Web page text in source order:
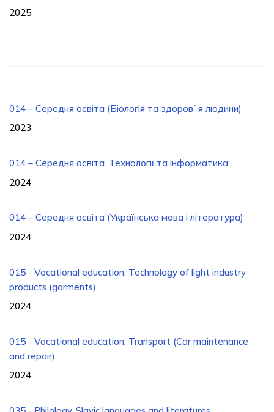
2025
014 – Середня освіта (Біологія та здоров`я людини)
2023
014 – Середня освіта. Технології та інформатика
2024
014 – Середня освіта (Українська мова і література)
2024
015 - Vocational education. Technology of light industry
products (garments)
2024
015 - Vocational education. Transport (Car maintenance
and repair)
2024